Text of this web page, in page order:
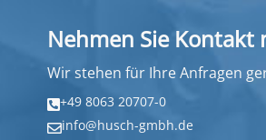
Nehmen Sie Kontakt
Wir stehen für Ihre Anfragen
+49 8063 20707-0
info@husch-gmbh.de